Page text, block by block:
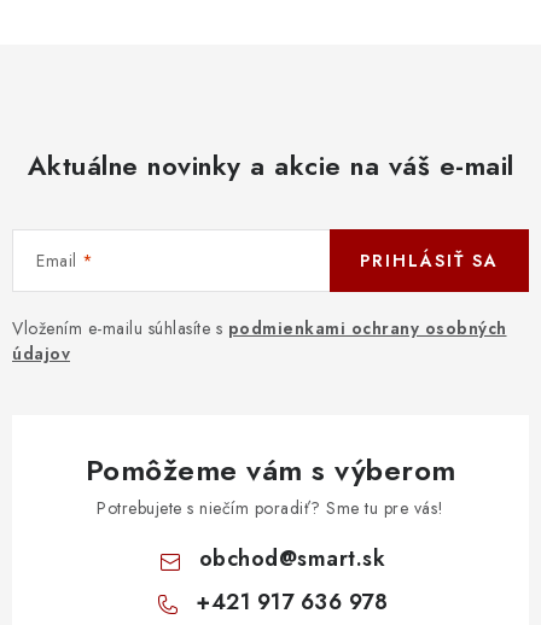
Aktuálne novinky a akcie na váš e-mail
Email
Vložením e-mailu súhlasíte s podmienkami ochrany osobných
údajov
PRIHLÁSIŤ SA
Pomôžeme vám s výberom
Potrebujete s niečím poradiť? Sme tu pre vás!
obchod@smart.sk
+421 917 636 978